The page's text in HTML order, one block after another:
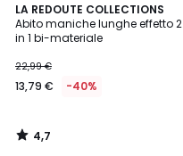
LA REDOUTE COLLECTIONS
Abito maniche lunghe effetto 2
in 1 bi-materiale
22,99 €
13,79 € -40%
4,7
/ 5
4,7
/